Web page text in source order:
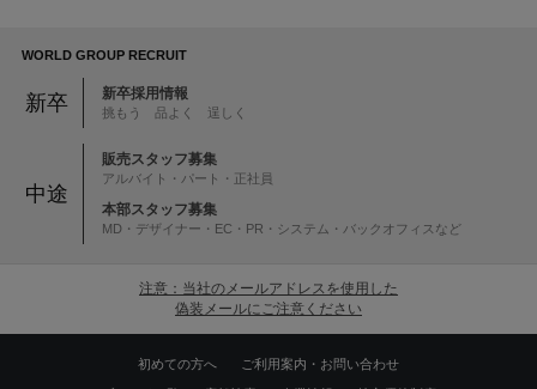
WORLD GROUP RECRUIT
新卒 新卒採用情報
挑もう 品よく 逞しく
中途
販売スタッフ募集
アルバイト・パート・正社員
本部スタッフ募集
MD・デザイナー・EC・PR・システム・バックオフィスなど
注意：当社のメールアドレスを使用した
偽装メールにご注意ください
初めての方へ ご利用案内・お問い合わせ